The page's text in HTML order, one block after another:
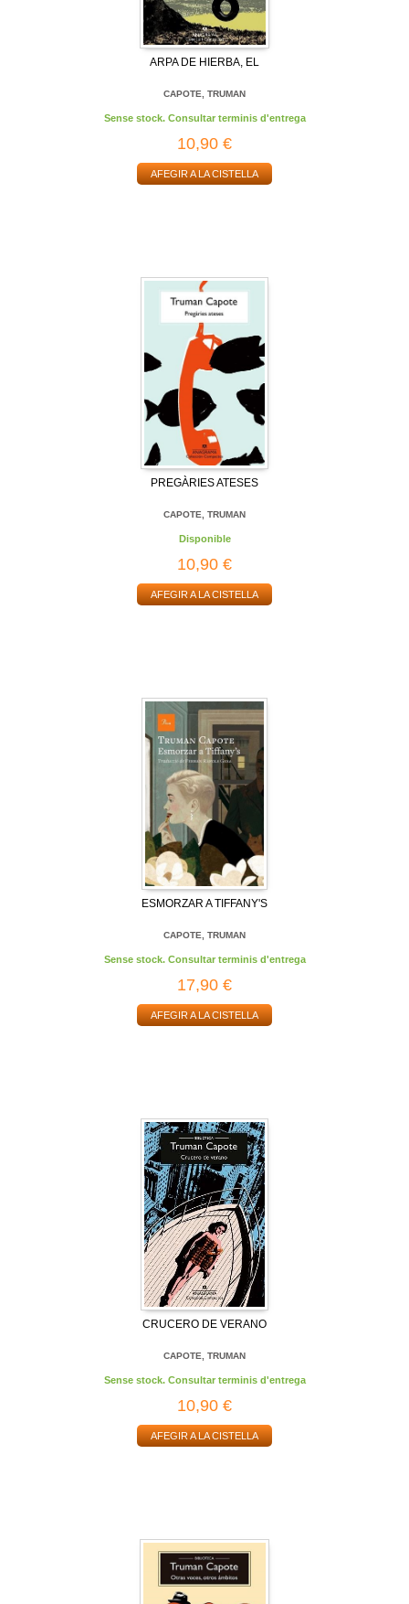
ARPA DE HIERBA, EL
CAPOTE, TRUMAN
Sense stock. Consultar terminis d'entrega
10,90 €
AFEGIR A LA CISTELLA
PREGÀRIES ATESES
CAPOTE, TRUMAN
Disponible
10,90 €
AFEGIR A LA CISTELLA
ESMORZAR A TIFFANY'S
CAPOTE, TRUMAN
Sense stock. Consultar terminis d'entrega
17,90 €
AFEGIR A LA CISTELLA
CRUCERO DE VERANO
CAPOTE, TRUMAN
Sense stock. Consultar terminis d'entrega
10,90 €
AFEGIR A LA CISTELLA